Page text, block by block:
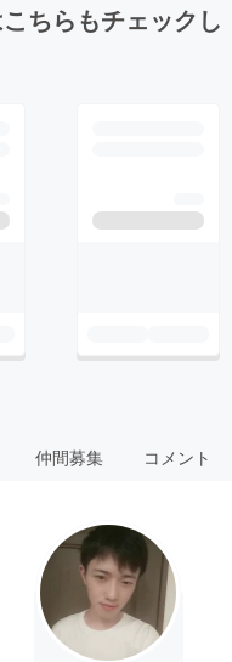
ちらもチェックし
仲間募集 コメント